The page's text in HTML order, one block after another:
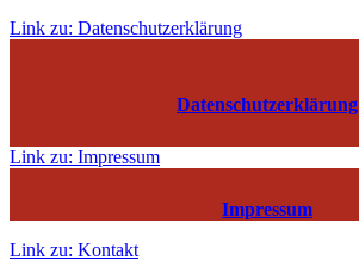
Link zu: Datenschutzerklärung
Datenschutzerklärung
Link zu: Impressum
Impressum
Link zu: Kontakt